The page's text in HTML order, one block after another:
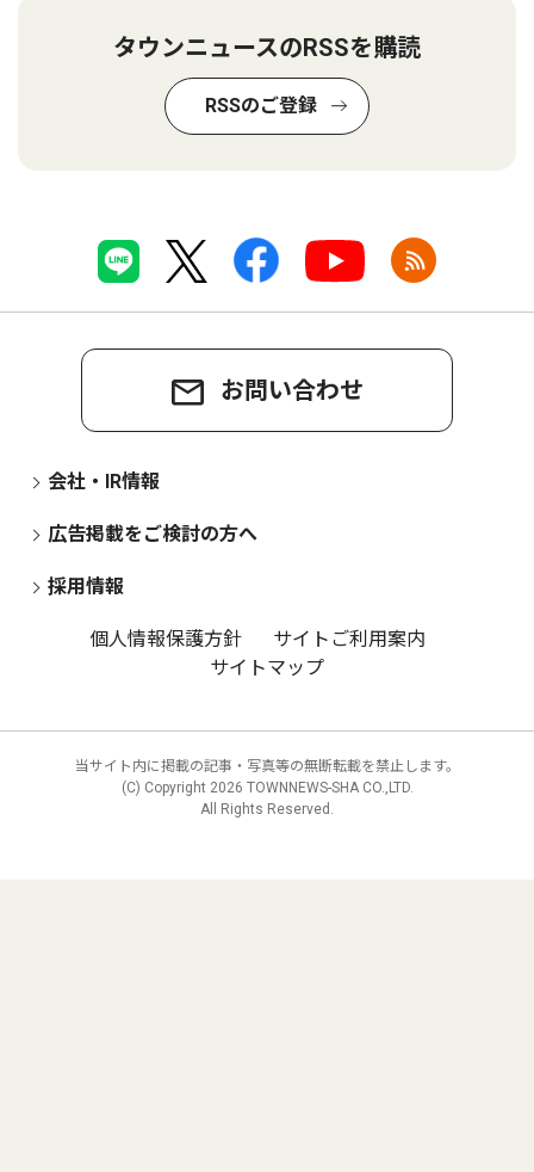
タウンニュースのRSSを購読
RSSのご登録
お問い合わせ
会社・IR情報
広告掲載をご検討の方へ
採用情報
個人情報保護方針
サイトご利用案内
サイトマップ
当サイト内に掲載の記事・写真等の無断転載を禁止します。
(C) Copyright 2026 TOWNNEWS-SHA CO.,LTD.
All Rights Reserved.